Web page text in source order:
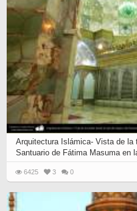
Arquitectura Islámica- Vista de la
Santuario de Fátima Masuma en
6425 3 0